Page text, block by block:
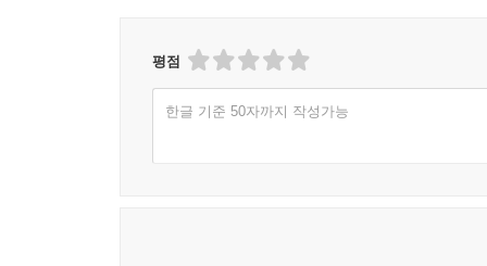
평점
한글 기준 50자까지 작성가능